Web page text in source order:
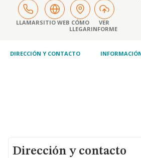
LLAMARSITIO WEB CÓMO
LLEGAR
VER
INFORME
DIRECCIÓN Y CONTACTO
Dirección y contacto